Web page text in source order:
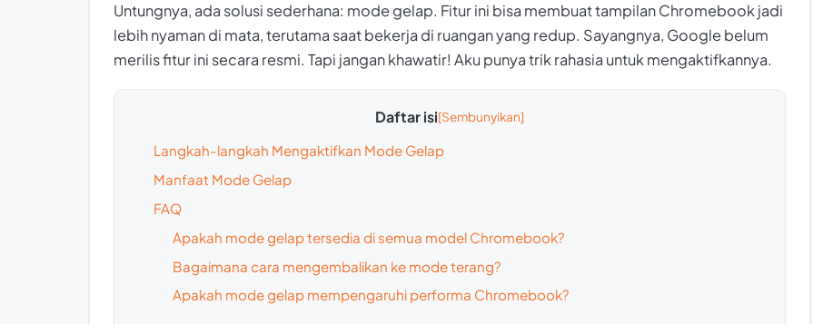
Untungnya, ada solusi sederhana: mode gelap. Fitur ini bisa membuat tampilan Chromebook jadi
lebih nyaman di mata, terutama saat bekerja di ruangan yang redup. Sayangnya, Google belum
merilis fitur ini secara resmi. Tapi jangan khawatir! Aku punya trik rahasia untuk mengaktifkannya.
Daftar isi
Langkah-langkah Mengaktifkan Mode Gelap
Manfaat Mode Gelap
FAQ
Apakah mode gelap tersedia di semua model Chromebook?
Bagaimana cara mengembalikan ke mode terang?
Apakah mode gelap mempengaruhi performa Chromebook?